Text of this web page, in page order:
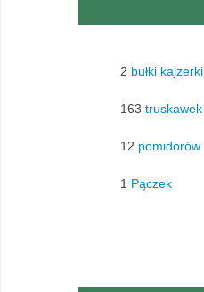
2 bułki kajzerki
163 truskawek
12 pomidorów
1 Pączek